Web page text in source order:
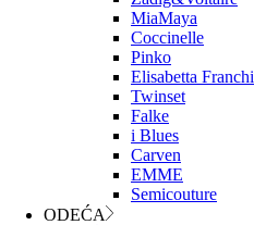
MiaMaya
Coccinelle
Pinko
Elisabetta Franchi
Twinset
Falke
i Blues
Carven
EMME
Semicouture
ODEĆA